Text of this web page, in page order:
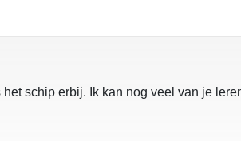
schip erbij. Ik kan nog veel van je